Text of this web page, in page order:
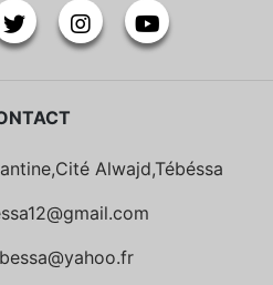
Alwajd,Tébéssa